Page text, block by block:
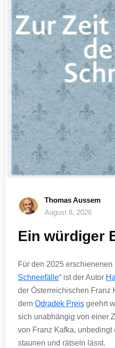
Thomas Aussem
August 8, 2026
Ein würdiger
Für den 2025 erschienenen
Schneefälle“ ist der Autor
der Österreichischen Franz
dem Odradek Preis geehrt
sich unabhängig von einer
von Franz Kafka,
staunen und rätseln lässt.